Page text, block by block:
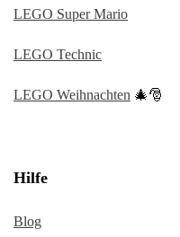
LEGO Super Mario
LEGO Technic
LEGO Weihnachten 🎄🎅
Hilfe
Blog